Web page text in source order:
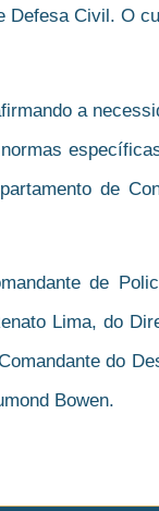
Defesa Civil. O
a
de
de
Lima, do
do
Bowen.